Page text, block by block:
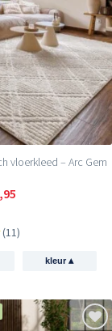
vloerkleed – Arc Gem
(11)
kleur▴